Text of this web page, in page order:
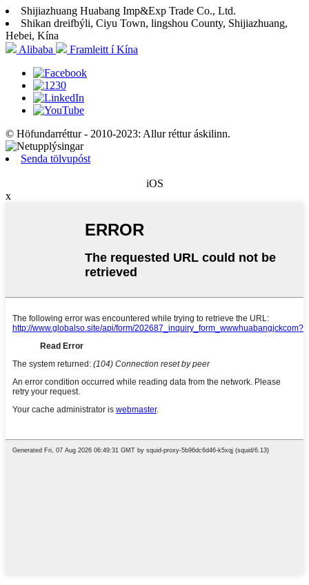
Shijiazhuang Huabang Imp&Exp Trade Co., Ltd.
Shikan dreifbýli, Ciyu Town, lingshou County, Shijiazhuang,
Hebei, Kína
Alibaba
Framleitt í Kína
© Höfundarréttur - 2010-2023: Allur réttur áskilinn.
Senda tölvupóst
iOS
x